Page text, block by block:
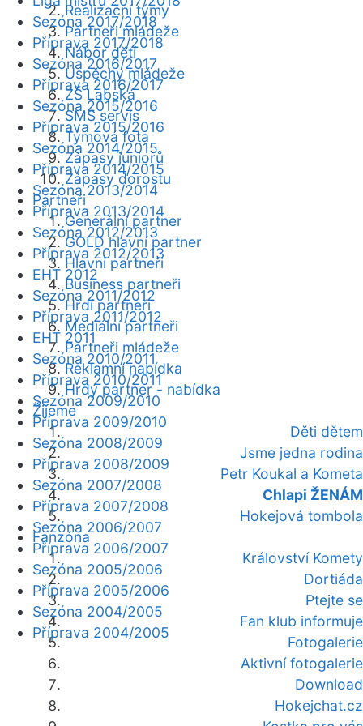
Realizační týmy
Partneři mládeže
Nábor dětí
Úspěchy mládeže
ZŠ Labská
SMS servis
Týmová fota
Zápasy juniorů
Zápasy dorostu
Partneři
Generální partner
GOLD hlavní partner
Hlavní partneři
Business partneři
Hrdí partneři
Mediální partneři
Partneři mládeže
Reklamní nabídka
Hrdý partner - nabídka
Žijeme
Děti dětem
Jsme jedna rodina
Petr Koukal a Kometa
Chlapi ŽENÁM
Hokejová tombola
Fanzóna
Království Komety
Dortiáda
Ptejte se
Fan klub informuje
Fotogalerie
Aktivní fotogalerie
Download
Hokejchat.cz
Sezóna 2017/2018
Příprava 2017/2018
Sezóna 2016/2017
Příprava 2016/2017
Sezóna 2015/2016
Příprava 2015/2016
Sezóna 2014/2015
Příprava 2014/2015
Sezóna 2013/2014
Příprava 2013/2014
Sezóna 2012/2013
Příprava 2012/2013
EHT 2012
Sezóna 2011/2012
Příprava 2011/2012
EHT 2011
Sezóna 2010/2011
Příprava 2010/2011
Sezóna 2009/2010
Příprava 2009/2010
Sezóna 2008/2009
Příprava 2008/2009
Sezóna 2007/2008
Příprava 2007/2008
Sezóna 2006/2007
Příprava 2006/2007
Sezóna 2005/2006
Příprava 2005/2006
Sezóna 2004/2005
Příprava 2004/2005